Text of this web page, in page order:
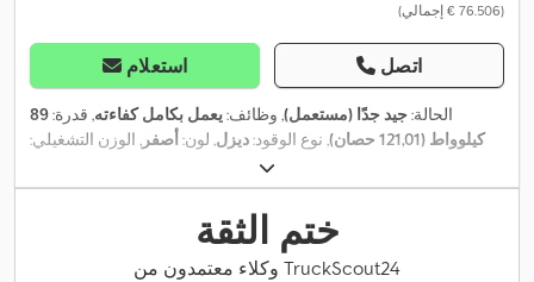
(‏76.506 € إجمالي)
استعلام اتصل
الحالة:جيد جدًا (مستعمل), وظائف:يعمل بكامل كفاءته, قدرة:89
كيلوواط (121,01 حصان)
, نوع الوقود:ديزل, لون: أصفر , الوزن التشغيلي:
1.000
h
, معدات:دفع رباعي, قفل التروس التفاضلية, كابينة ,
ختم الثقة
وكلاء معتمدون من TruckScout24